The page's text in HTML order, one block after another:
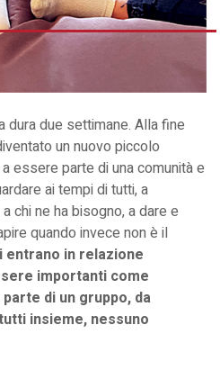
dura due settimane. Alla fine
un nuovo piccolo
essere parte di una comunità e
ai tempi di tutti, a
chi ne ha bisogno, a dare e
quando invece non è il
entrano in relazione
importanti come
di un gruppo, da
insieme, nessuno